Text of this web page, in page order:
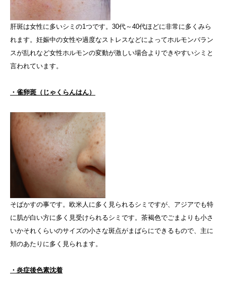
肝斑は女性に多いシミの1つです。30代～40代ほどに非常に多くみら
れます。妊娠中の女性や過度なストレスなどによってホルモンバラン
スが乱れなど女性ホルモンの変動が激しい場合よりできやすいシミと
言われています。
・雀卵斑（じゃくらんはん）
そばかすの事です。欧米人に多く見られるシミですが、アジアでも特
に肌が白い方に多く見受けられるシミです。茶褐色でごまよりも小さ
いかそれくらいのサイズの小さな斑点がまばらにできるもので、主に
頬のあたりに多く見られます。
・炎症後色素沈着